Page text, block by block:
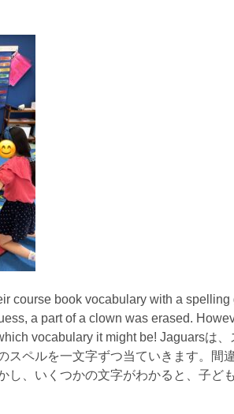
course book vocabulary with a
a part of a clown was erased.
vocabulary it might be! Jaguarsは
スペルを一文字ずつ当ていきます。間
し、いくつかの文字がわかると、子ど